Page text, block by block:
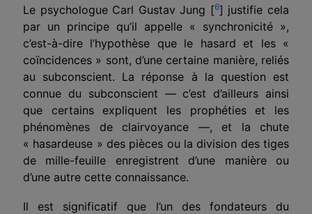
Le psychologue Carl Gustav Jung [6] justifie cela
par un principe qu’il appelle « synchronicité »,
c’est-à-dire l’hypothèse que le hasard et les «
coïncidences » sont, d’une certaine manière, reliés
au subconscient. La réponse à la question est
connue du subconscient — c’est d’ailleurs ainsi
que certains expliquent les prophéties et les
phénomènes de clairvoyance —, et la chute
« hasardeuse » des pièces ou la division des tiges
de mille-feuille enregistrent d’une manière ou
d’une autre cette connaissance.
Il est significatif que l’un des fondateurs du